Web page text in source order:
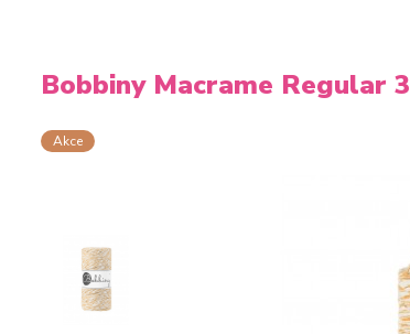
Bobbiny Macrame Regular
Akce